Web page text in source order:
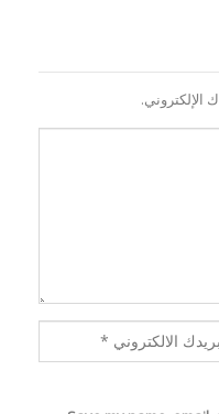
الإلكتروني.